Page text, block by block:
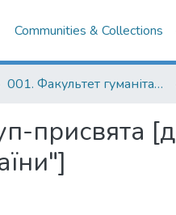
Communities & Collections
001. Факультет гуманітарних наук
присвята